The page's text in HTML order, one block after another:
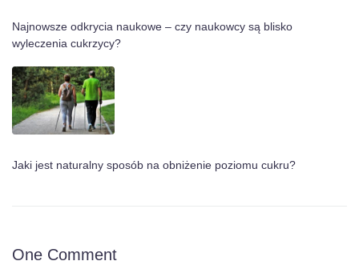
Najnowsze odkrycia naukowe – czy naukowcy są blisko
wyleczenia cukrzycy?
Jaki jest naturalny sposób na obniżenie poziomu cukru?
One Comment